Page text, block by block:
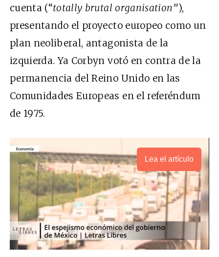
cuenta (“totally brutal organisation”),
presentando el proyecto europeo como un
plan neoliberal, antagonista de la
izquierda. Ya Corbyn votó en contra de la
permanencia del Reino Unido en las
Comunidades Europeas en el referéndum
de 1975.
Lea el artículo